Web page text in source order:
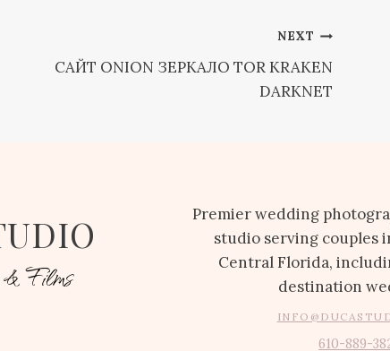
NEXT
САЙТ ONION ЗЕРКАЛО TOR KRAKEN
DARKNET
Films
Premier wedding
studio serving couples
Central Florida,
destination
610-889-